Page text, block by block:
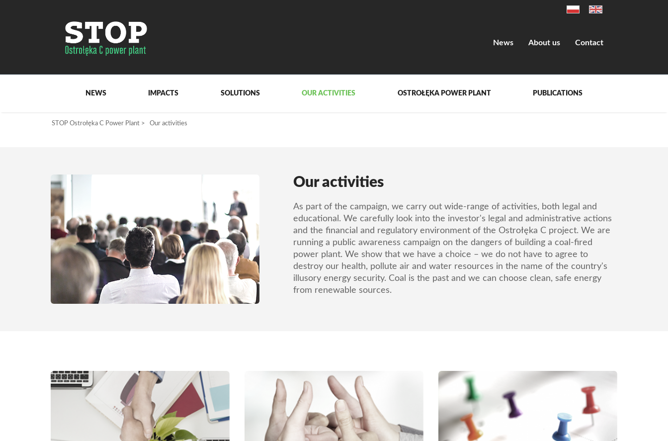
News About us Contact
NEWS IMPACTS SOLUTIONS OUR ACTIVITIES OSTROŁĘKA POWER PLANT PUBLICATIONS
STOP Ostrołęka C Power Plant > Our activities
Our activities
As part of the campaign, we carry out wide-range of activities, both legal and
educational. We carefully look into the investor's legal and administrative actions
and the financial and regulatory environment of the Ostrołęka C project. We are
running a public awareness campaign on the dangers of building a coal-fired
power plant. We show that we have a choice – we do not have to agree to
destroy our health, pollute air and water resources in the name of the country's
illusory energy security. Coal is the past and we can choose clean, safe energy
from renewable sources.